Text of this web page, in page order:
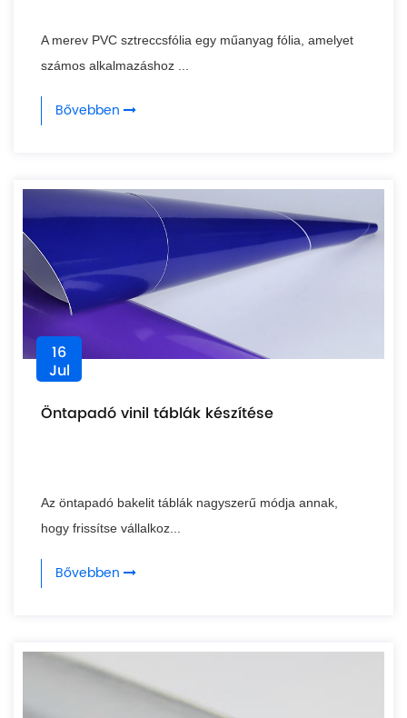
A merev PVC sztreccsfólia egy műanyag fólia, amelyet
számos alkalmazáshoz ...
Bővebben
16
Jul
Öntapadó vinil táblák készítése
Az öntapadó bakelit táblák nagyszerű módja annak,
hogy frissítse vállalkoz...
Bővebben